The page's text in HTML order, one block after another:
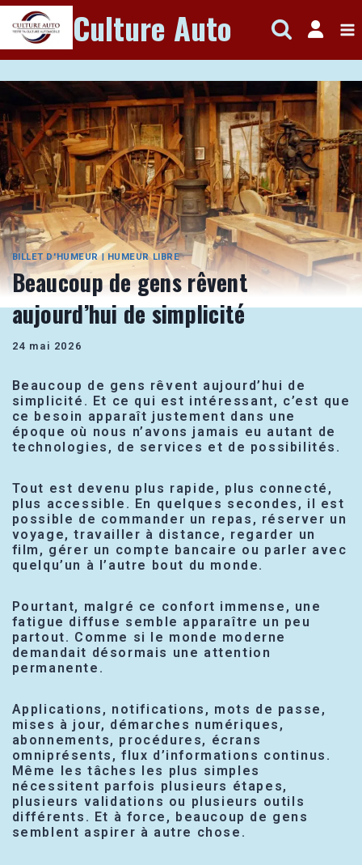
Aller
au
contenu
Culture Auto
BILLET D'HUMEUR| HUMEUR LIBRE
Beaucoup de gens rêvent
aujourd’hui de simplicité
24 mai 2026
Beaucoup de gens rêvent aujourd’hui de
simplicité. Et ce qui est intéressant, c’est que
ce besoin apparaît justement dans une
époque où nous n’avons jamais eu autant de
technologies, de services et de possibilités.
Tout est devenu plus rapide, plus connecté,
plus accessible. En quelques secondes, il est
possible de commander un repas, réserver un
voyage, travailler à distance, regarder un
film, gérer un compte bancaire ou parler avec
quelqu’un à l’autre bout du monde.
Pourtant, malgré ce confort immense, une
fatigue diffuse semble apparaître un peu
partout. Comme si le monde moderne
demandait désormais une attention
permanente.
Applications, notifications, mots de passe,
mises à jour, démarches numériques,
abonnements, procédures, écrans
omniprésents, flux d’informations continus.
Même les tâches les plus simples
nécessitent parfois plusieurs étapes,
plusieurs validations ou plusieurs outils
différents. Et à force, beaucoup de gens
semblent aspirer à autre chose.